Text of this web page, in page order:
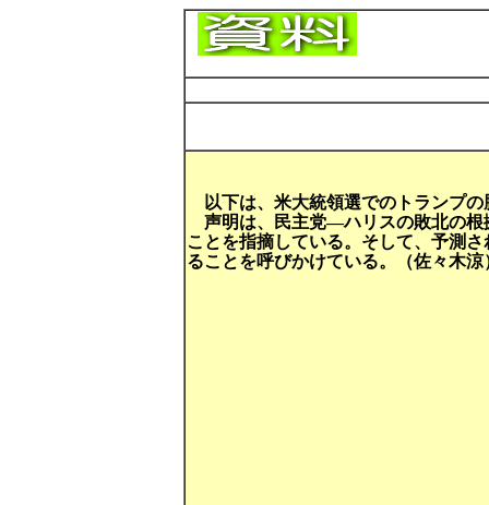
以下は、米大統領選でのトランプ
声明は、民主党―ハリスの敗北の根
ことを指摘している。そして、予測
ることを呼びかけている。（佐々木涼